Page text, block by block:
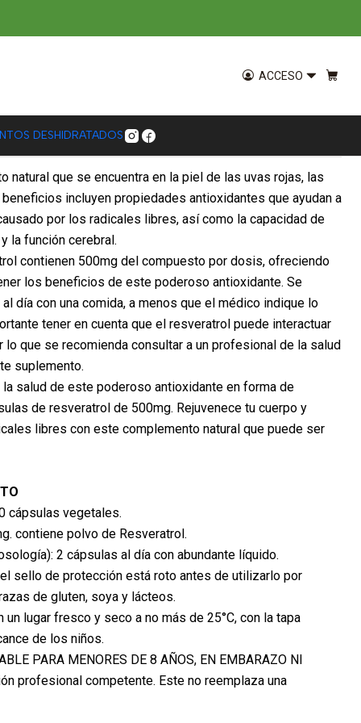
ACCESO
DESHIDRATADOS
mg Natural Telchi
natural que se encuentra en la piel de las uvas rojas, las
incluyen propiedades antioxidantes que ayudan a
por los radicales libres, así como la capacidad de
la función cerebral.
contienen 500mg del compuesto por dosis, ofreciendo
los beneficios de este poderoso antioxidante. Se
día con una comida, a menos que el médico indique lo
tener en cuenta que el resveratrol puede interactuar
que se recomienda consultar a un profesional de la salud
suplemento.
salud de este poderoso antioxidante en forma de
de resveratrol de 500mg. Rejuvenece tu cuerpo y
libres con este complemento natural que puede ser
cápsulas vegetales.
contiene polvo de Resveratrol.
2 cápsulas al día con abundante líquido.
sello de protección está roto antes de utilizarlo por
de gluten, soya y lácteos.
un lugar fresco y seco a no más de 25°C, con la tapa
de los niños.
PARA MENORES DE 8 AÑOS, EN EMBARAZO NI
profesional competente. Este no reemplaza una